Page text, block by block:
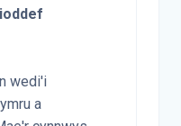
wedi'i
a